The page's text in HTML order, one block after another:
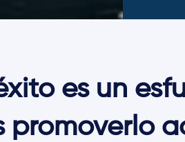
es un
promoverlo